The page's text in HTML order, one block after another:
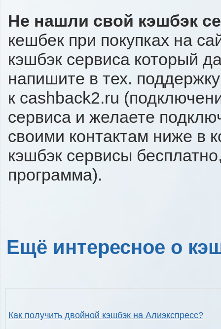
Не нашли свой кэшбэк
кешбек при покупках на
кэшбэк сервиса который
напишите в тех.
к cashback2.ru
сервиса и желаете
своими контактам ниже в
кэшбэк сервисы
программа).
Ещё интересное о
Как получить двойной кэшбэк на Алиэкспресс?